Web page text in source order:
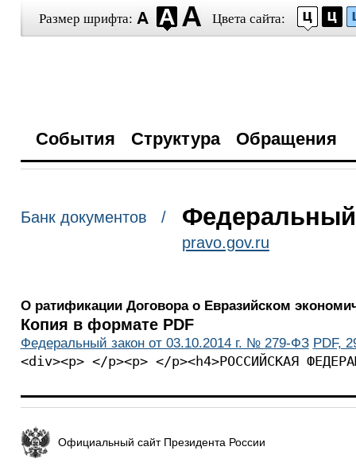
Размер шрифта: Цвета сайта:
События Структура Обращения
Банк документов / Федеральный
pravo.gov.ru
О ратификации Договора о Евразийском
Копия в формате PDF
Федеральный закон от 03.10.2014 г. № 279-ФЗ PDF,
<div><p> </p><p> </p><h4>РОССИЙСКАЯ
Официальный сайт Президента России